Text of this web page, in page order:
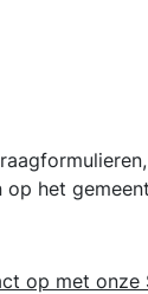
het
op met onze